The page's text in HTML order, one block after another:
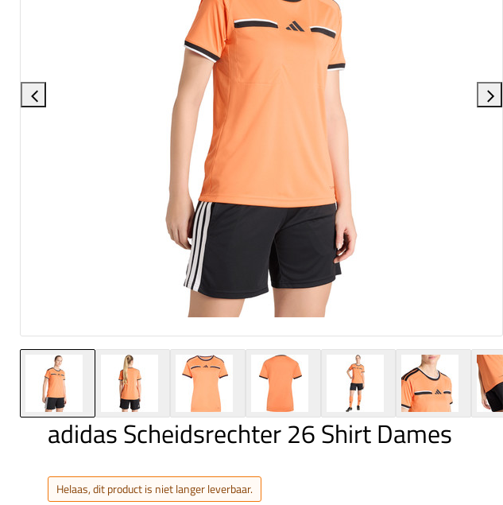
adidas Scheidsrechter 26 Shirt Dames
Helaas, dit product is niet langer leverbaar.